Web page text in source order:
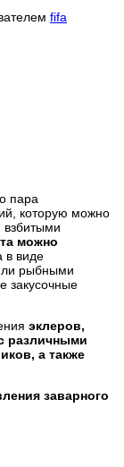
fifa
пара
которую можно
можно
в виде
рыбными
закусочные
эклеров,
различными
а также
заварного